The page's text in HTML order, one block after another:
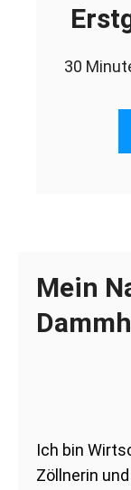
30
Mein
Ich bin
Zöllnerin